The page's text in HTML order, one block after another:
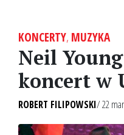
KONCERTY, MUZYKA
Neil Young
koncert w
ROBERT FILIPOWSKI/ 22